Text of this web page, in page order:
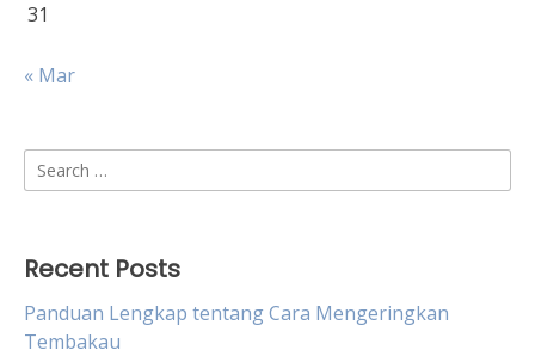
31
« Mar
Search
for:
Recent Posts
Panduan Lengkap tentang Cara Mengeringkan
Tembakau